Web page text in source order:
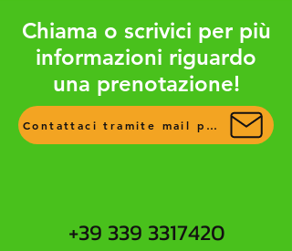
Chiama o scrivici per più
informazioni riguardo
una prenotazione!
Contattaci tramite mail per più info
+39 339 3317420